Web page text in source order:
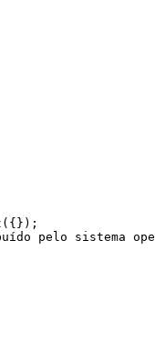
({});
pelo sistema